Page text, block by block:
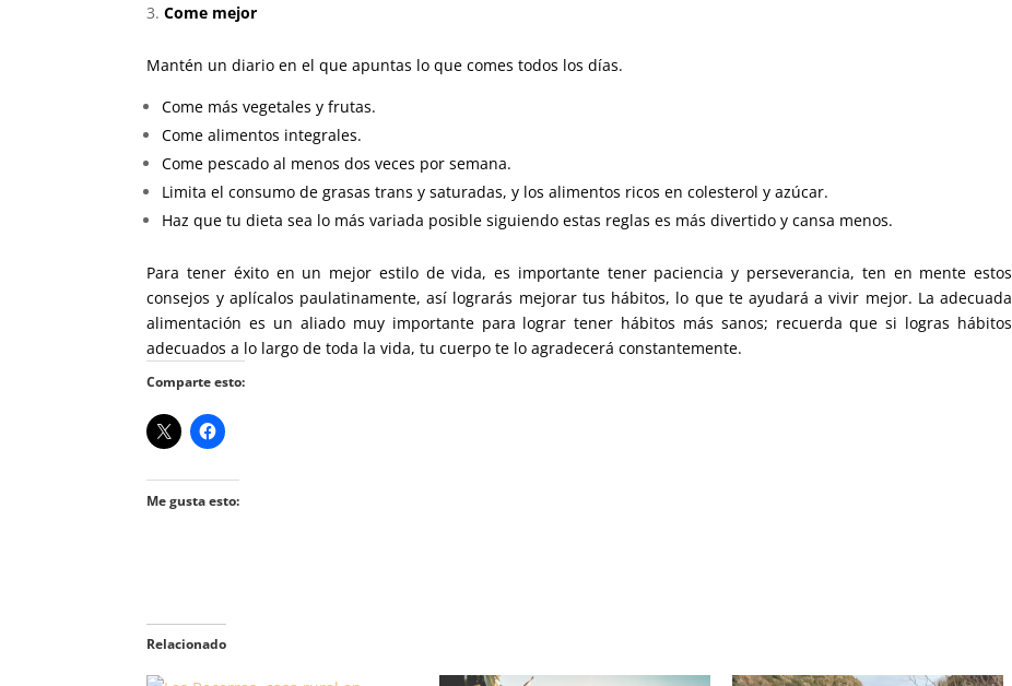
Come mejor
Mantén un diario en el que apuntas lo que comes todos los días.
Come más vegetales y frutas.
Come alimentos integrales.
Come pescado al menos dos veces por semana.
Limita el consumo de grasas trans y saturadas, y los alimentos ricos en colesterol y azúcar.
Haz que tu dieta sea lo más variada posible siguiendo estas reglas es más divertido y cansa menos.
Para tener éxito en un mejor estilo de vida, es importante tener paciencia y perseverancia, ten en mente estos
consejos y aplícalos paulatinamente, así lograrás mejorar tus hábitos, lo que te ayudará a vivir mejor. La adecuada
alimentación es un aliado muy importante para lograr tener hábitos más sanos; recuerda que si logras hábitos
adecuados a lo largo de toda la vida, tu cuerpo te lo agradecerá constantemente.
Comparte esto:
Me gusta esto:
Relacionado